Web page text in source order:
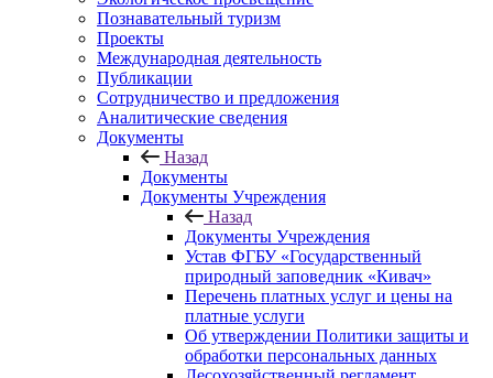
Познавательный туризм
Проекты
Международная деятельность
Публикации
Сотрудничество и предложения
Аналитические сведения
Документы
Назад
Документы
Документы Учреждения
Назад
Документы Учреждения
Устав ФГБУ «Государственный
природный заповедник «Кивач»
Перечень платных услуг и цены на
платные услуги
Об утверждении Политики защиты и
обработки персональных данных